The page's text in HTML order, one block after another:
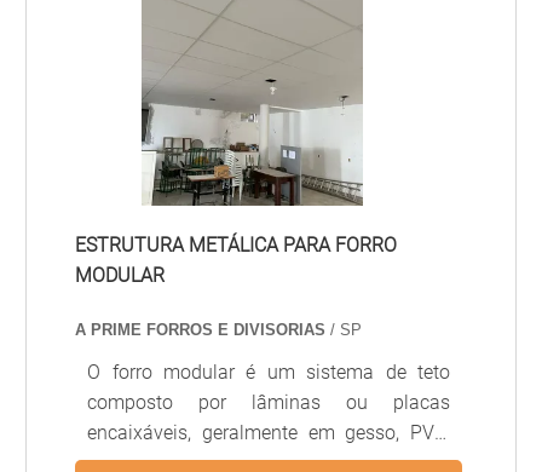
sendo amplamente usado em escritórios,
hospitais, lojas e ambientes comerciais.
ESTRUTURA METÁLICA PARA FORRO
MODULAR
A PRIME FORROS E DIVISORIAS / SP
O forro modular é um sistema de teto
composto por lâminas ou placas
encaixáveis, geralmente em gesso, PVC,
alumínio ou fibra mineral, projetado para